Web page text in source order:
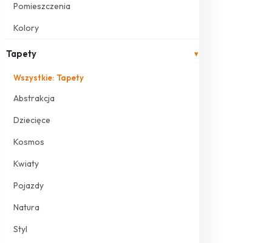
Pomieszczenia
Kolory
Tapety ▾
Wszystkie: Tapety
Abstrakcja
Dziecięce
Kosmos
Kwiaty
Pojazdy
Natura
Styl